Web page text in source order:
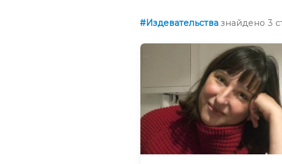
#Издевательства знайдено 3